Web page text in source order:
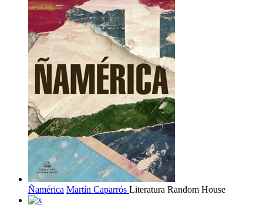
Ñamérica Martín Caparrós Literatura Random House